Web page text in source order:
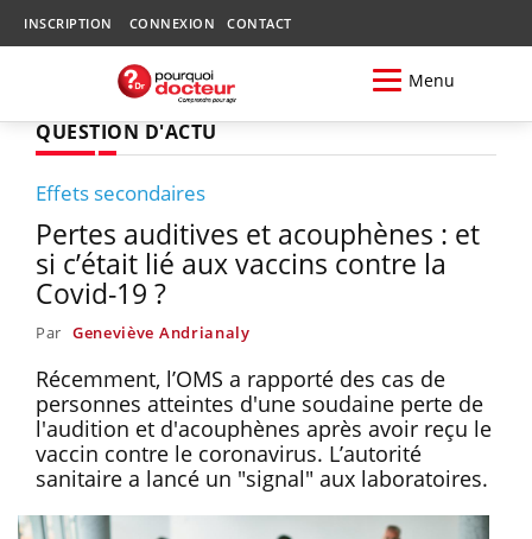
INSCRIPTION CONNEXION CONTACT
Menu
QUESTION D'ACTU
Effets secondaires
Pertes auditives et acouphènes : et
si c’était lié aux vaccins contre la
Covid-19 ?
Par Geneviève Andrianaly
Récemment, l’OMS a rapporté des cas de
personnes atteintes d'une soudaine perte de
l'audition et d'acouphènes après avoir reçu le
vaccin contre le coronavirus. L’autorité
sanitaire a lancé un "signal" aux laboratoires.